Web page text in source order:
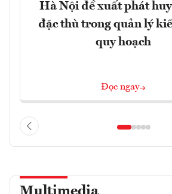
Hà Nội đề xuất phát huy
đặc thù trong quản lý
quy hoạch
Đọc ngay